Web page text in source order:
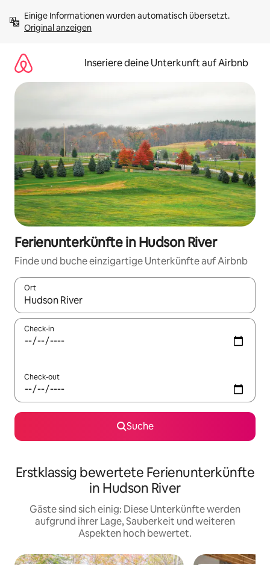
Inhalten
springenOriginal anzeigen
Inseriere deine Unterkunft auf Airbnb
Ferienunterkünfte in Hudson River
Finde und buche einzigartige Unterkünfte auf Airbnb
Ort
Wenn Ergebnisse verfügbar sind, navigiere mit den
Check-in
Check-out
Suche
Erstklassig bewertete Ferienunterkünfte
in Hudson River
Gäste sind sich einig: Diese Unterkünfte werden
aufgrund ihrer Lage, Sauberkeit und weiteren
Aspekten hoch bewertet.